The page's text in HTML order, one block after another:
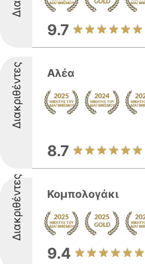
9.7
Διακριθέντες Αλέα
8.7
Διακριθέντες Κομπολογάκι
9.4